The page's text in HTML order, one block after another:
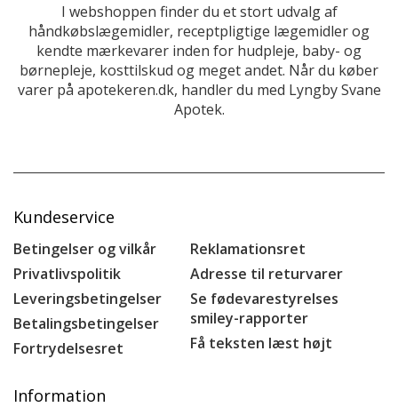
I webshoppen finder du et stort udvalg af
håndkøbslægemidler, receptpligtige lægemidler og
kendte mærkevarer inden for hudpleje, baby- og
børnepleje, kosttilskud og meget andet. Når du køber
varer på apotekeren.dk, handler du med Lyngby Svane
Apotek.
Kundeservice
Betingelser og vilkår
Privatlivspolitik
Leveringsbetingelser
Betalingsbetingelser
Fortrydelsesret
Reklamationsret
Adresse til returvarer
Se fødevarestyrelses
smiley-rapporter
Få teksten læst højt
Information